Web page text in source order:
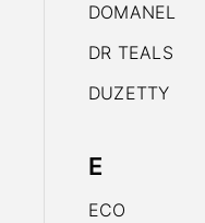
DOMANEL
DR TEALS
DUZETTY
E
ECO